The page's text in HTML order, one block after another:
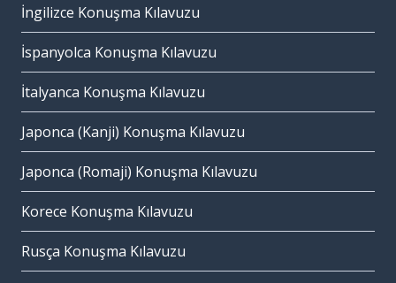
İngilizce Konuşma Kılavuzu
İspanyolca Konuşma Kılavuzu
İtalyanca Konuşma Kılavuzu
Japonca (Kanji) Konuşma Kılavuzu
Japonca (Romaji) Konuşma Kılavuzu
Korece Konuşma Kılavuzu
Rusça Konuşma Kılavuzu